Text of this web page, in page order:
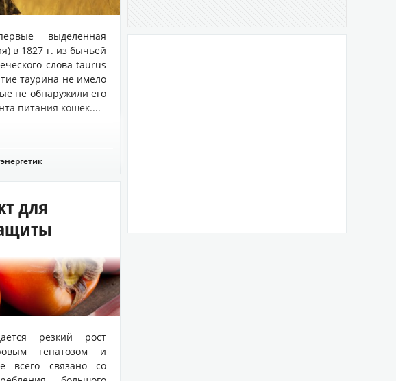
выделенная
в 1827 г. из бычьей
слова taurus
таурина не имело
не обнаружили его
питания кошек....
для
резкий рост
гепатозом и
всего связано со